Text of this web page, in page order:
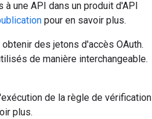
une API dans un produit d'API
pour en savoir plus.
des jetons d'accès OAuth.
de manière interchangeable.
de la règle de vérification
plus.